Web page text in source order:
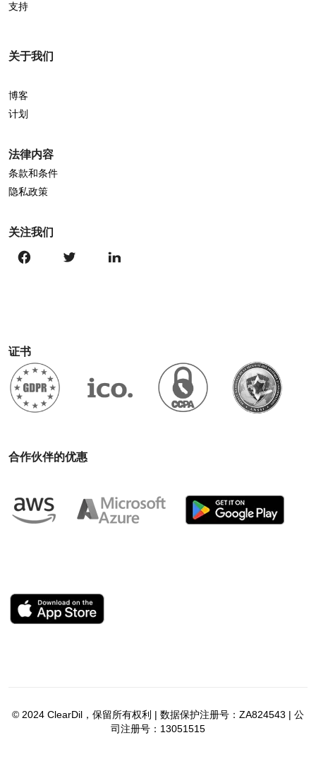
支持
关于我们
博客
计划
法律内容
条款和条件
隐私政策
关注我们
证书
合作伙伴的优惠
© 2024 ClearDil，保留所有权利 | 数据保护注册号：ZA824543 | 公
司注册号：13051515